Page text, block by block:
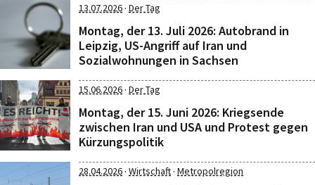
13.07.2026· Der Tag
Montag, der 13. Juli 2026: Autobrand in
Leipzig, US-Angriff auf Iran und
Sozialwohnungen in Sachsen
15.06.2026· Der Tag
Montag, der 15. Juni 2026: Kriegsende
zwischen Iran und USA und Protest gegen
Kürzungspolitik
28.04.2026· Wirtschaft· Metropolregion